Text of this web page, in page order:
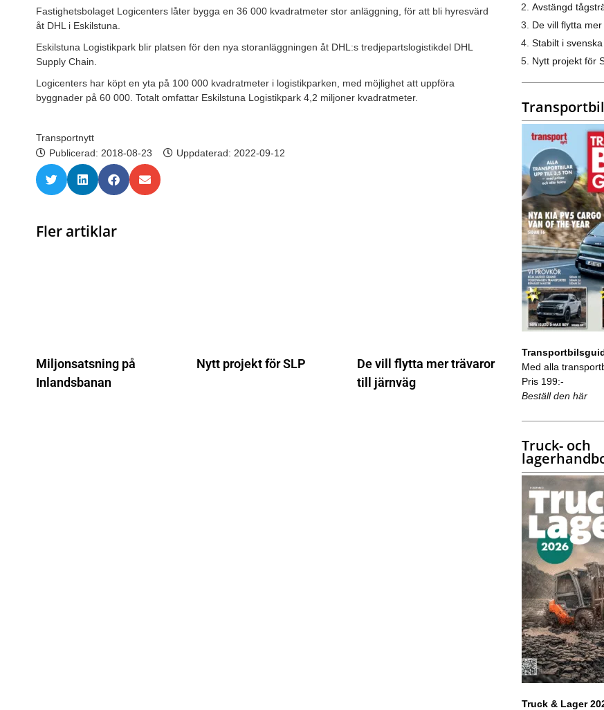
Fastighetsbolaget Logicenters låter bygga en 36 000 kvadratmeter stor anläggning, för att bli hyresvärd
åt DHL i Eskilstuna.
Eskilstuna Logistikpark blir platsen för den nya storanläggningen åt DHL:s tredjepartslogistikdel DHL
Supply Chain.
Logicenters har köpt en yta på 100 000 kvadratmeter i logistikparken, med möjlighet att uppföra
byggnader på 60 000. Totalt omfattar Eskilstuna Logistikpark 4,2 miljoner kvadratmeter.
Transportnytt
Publicerad: 2018-08-23 Uppdaterad: 2022-09-12
Fler artiklar
Miljonsatsning på
Inlandsbanan
Nytt projekt för SLP
De vill flytta mer trävaror
till järnväg
Avstängd
De vill flytta
Stabilt i
Nytt projekt för
Med alla
Pris 199:-
Beställ den här
Truck- och
Truck & Lager